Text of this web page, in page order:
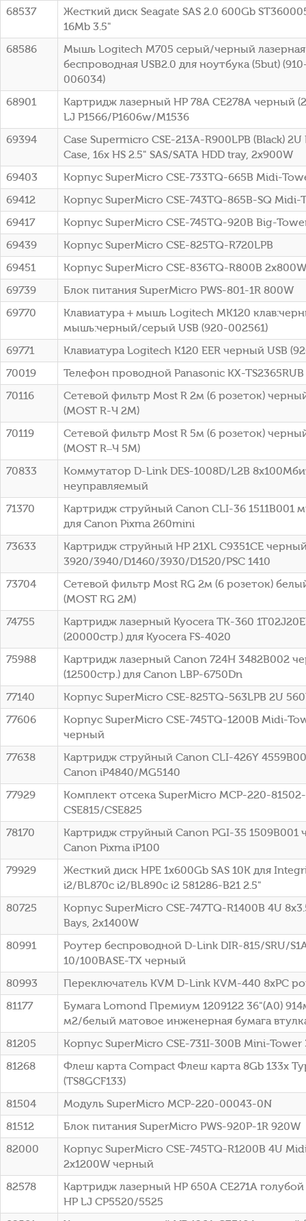
68537
Жесткий диск Seagate SAS 2.0 600Gb
16Mb 3.5"
68586
Мышь Logitech M705 серый/черный лазерная
беспроводная USB2.0 для ноутбука (5but)
006034)
68901
Картридж лазерный HP 78A CE278A черный
LJ P1566/P1606w/M1536
69394
Case Supermicro CSE-213A-R900LPB (Black)
Case, 16x HS 2.5" SAS/SATA HDD tray, 2x900W
69403
Корпус SuperMicro CSE-733TQ-665B Midi-
69412
Корпус SuperMicro CSE-743TQ-865B-SQ Midi-
69417
Корпус SuperMicro CSE-745TQ-920B Big-
69439
Корпус SuperMicro CSE-825TQ-R720LPB
69451
Корпус SuperMicro CSE-836TQ-R800B
69739
Блок питания SuperMicro PWS-801-1R 800W
69770
Клавиатура + мышь Logitech MK120
мышь:черный/серый USB (920-002561)
69771
Клавиатура Logitech K120 EER черный USB
70019
Телефон проводной Panasonic KX-
70116
Сетевой фильтр Most R 2м (6 розеток)
(МОSТ R-Ч 2М)
70119
Сетевой фильтр Most R 5м (6 розеток)
(МОSТ R–Ч 5М)
70833
Коммутатор D-Link DES-1008D/L2B
неуправляемый
71370
Картридж струйный Canon CLI-36 1511B001
для Canon Pixma 260mini
73633
Картридж струйный HP 21XL C9351CE
3920/3940/D1460/3930/D1520/PSC 1410
73704
Сетевой фильтр Most RG 2м (6 розеток)
(МОSТ RG 2М)
74755
Картридж лазерный Kyocera TK-360
(20000стр.) для Kyocera FS-4020
75988
Картридж лазерный Canon 724H 3482B002
(12500стр.) для Canon LBP-6750Dn
77140
Корпус SuperMicro CSE-825TQ-563LPB 2U
77606
Корпус SuperMicro CSE-745TQ-1200B Midi-
черный
77638
Картридж струйный Canon CLI-426Y
Canon iP4840/MG5140
77929
Комплект отсека SuperMicro MCP-220-
CSE815/CSE825
78170
Картридж струйный Canon PGI-35 1509B001
Canon Pixma iP100
79929
Жесткий диск HPE 1x600Gb SAS 10K для
i2/BL870c i2/BL890c i2 581286-B21 2.5"
80725
Корпус SuperMicro CSE-747TQ-R1400B 4U
Bays, 2x1400W
80991
Роутер беспроводной D-Link DIR-815/SRU/
10/100BASE-TX черный
80993
Переключатель KVM D-Link KVM-440 8xPC
81177
Бумага Lomond Премиум 1209122 36"(A0)
м2/белый матовое инженерная бумага
81205
Корпус SuperMicro CSE-731I-300B Mini-Tower
81268
Флеш карта Compact Флеш карта 8Gb 133x
(TS8GCF133)
81504
Модуль SuperMicro MCP-220-00043-0N
81512
Блок питания SuperMicro PWS-920P-1R 920W
82000
Корпус SuperMicro CSE-745TQ-R1200B 4U
2x1200W черный
82578
Картридж лазерный HP 650A CE271A голубой
HP LJ CP5520/5525